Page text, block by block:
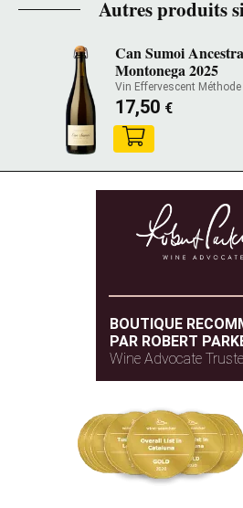
Autres produits
Can Sumoi
Montonega 2025
Vin Effervescent
17,50 €
BOUTIQUE
PAR ROBERT
Wine Advocate